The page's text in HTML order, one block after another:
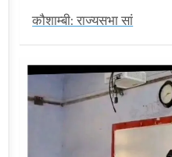
कौशाम्बी: राज्यसभा सां